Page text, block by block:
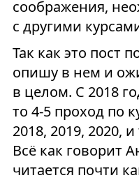
соображения,
с другими
Так как это пост
опишу в нем и
в целом. С 2018
то 4-5 проход по
2018, 2019, 2020,
Всё как говорит
читается почти